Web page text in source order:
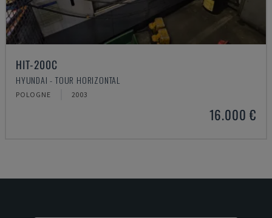
HIT-200C
HYUNDAI - TOUR HORIZONTAL
POLOGNE 2003
16.000 €